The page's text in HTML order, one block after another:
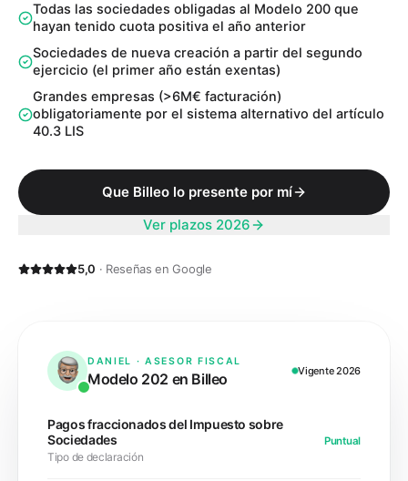
Todas las sociedades obligadas al Modelo 200 que
hayan tenido cuota positiva el año anterior
Sociedades de nueva creación a partir del segundo
ejercicio (el primer año están exentas)
Grandes empresas (>6M€ facturación)
obligatoriamente por el sistema alternativo del artículo
40.3 LIS
Que Billeo lo presente por mí
Ver plazos 2026
5,0 · Reseñas en Google
DANIEL · ASESOR FISCAL
Modelo 202 en Billeo Vigente 2026
Pagos fraccionados del Impuesto sobre
Sociedades
Tipo de declaración
Puntual